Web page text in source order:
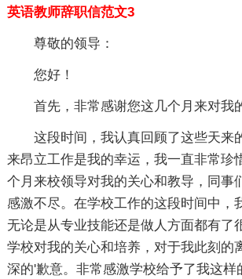
英语教师辞职信范文3
尊敬的领导：
您好！
首先，非常感谢您这几个月来对我
这段时间，我认真回顾了这些天来
来昂立工作是我的幸运，我一直非常珍
个月来校领导对我的关心和教导，同事
感激不尽。在学校工作的这段时间中，
无论是从专业技能还是做人方面都有了
学校对我的关心和培养，对于我此刻的
深的'歉意。非常感激学校给予了我这样